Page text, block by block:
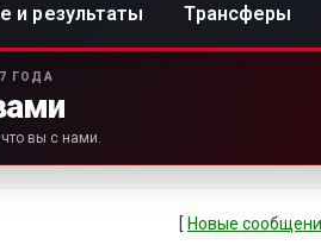
и результаты Трансферы
ГОДА
вы с нами.
[ Новые